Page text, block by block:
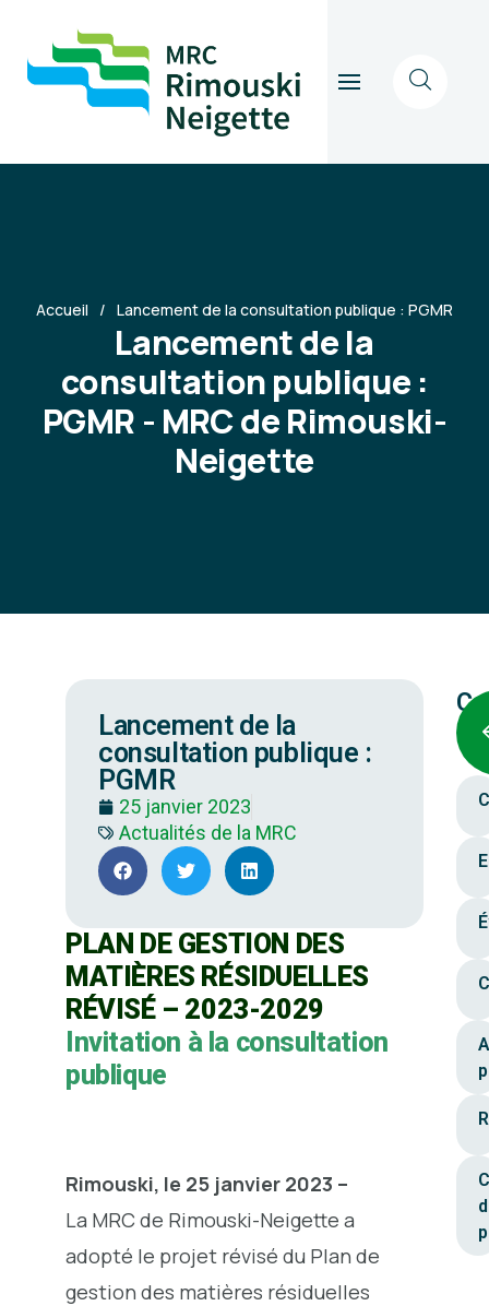
Accueil Lancement de la consultation publique : PGMR
Lancement de la
consultation publique :
PGMR - MRC de Rimouski-
Neigette
Lancement de la
consultation publique :
PGMR
25 janvier 2023
Actualités de la MRC
PLAN DE GESTION DES
MATIÈRES RÉSIDUELLES
RÉVISÉ – 2023-2029
Invitation à la consultation
publique
Rimouski, le 25 janvier 2023 –
La MRC de Rimouski-Neigette a
adopté le projet révisé du Plan de
gestion des matières résiduelles